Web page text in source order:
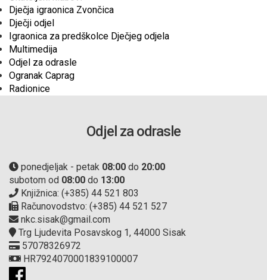
Dječja igraonica Zvončica
Dječji odjel
Igraonica za predškolce Dječjeg odjela
Multimedija
Odjel za odrasle
Ogranak Caprag
Radionice
Odjel za odrasle
ponedjeljak - petak 08:00 do 20:00
subotom od 08:00 do 13:00
Knjižnica: (+385) 44 521 803
Računovodstvo: (+385) 44 521 527
nkc.sisak@gmail.com
Trg Ljudevita Posavskog 1, 44000 Sisak
57078326972
HR7924070001839100007